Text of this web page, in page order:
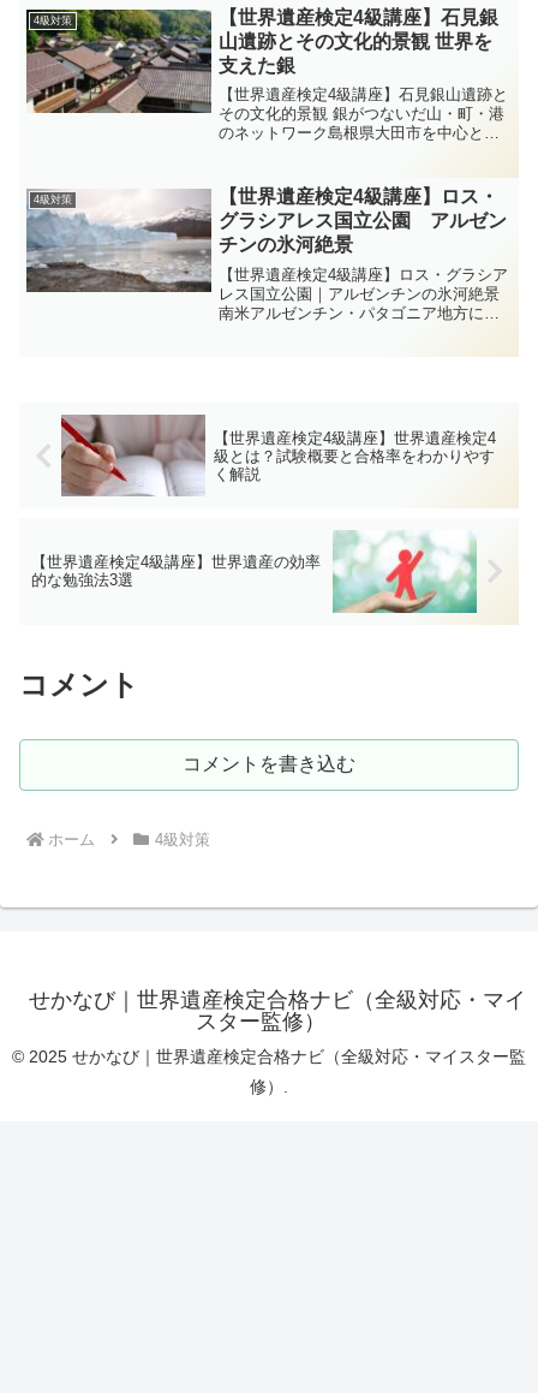
れることから「東洋のガラパゴス」とも
呼ばれています。...
4級対策
【世界遺産検定4級講座】石見銀
山遺跡とその文化的景観 世界を
支えた銀
【世界遺産検定4級講座】石見銀山遺跡と
その文化的景観 銀がつないだ山・町・港
のネットワーク島根県大田市を中心とす
鉱山・城下町・街道・港が一体となっ
て、近世日本の銀生産...
4級対策
【世界遺産検定4級講座】ロス・
グラシアレス国立公園 アルゼン
チンの氷河絶景
【世界遺産検定4級講座】ロス・グラシア
レス国立公園｜アルゼンチンの氷河絶景
南米アルゼンチン・パタゴニア地方に位
【世界遺産検定4級講座】世界遺産検定4
級とは？試験概要と合格率をわかりやす
く解説
【世界遺産検定4級講座】世界遺産の効率
的な勉強法3選
コメント
コメントを書き込む
ホーム 4級対策
せかなび｜世界遺産検定合格ナビ（全級対応・マイ
スター監修）
© 2025 せかなび｜世界遺産検定合格ナビ（全級対応・マイスター監
修）.